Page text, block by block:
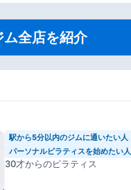
全店を紹介
駅から5分以内のジムに通いたい人
パーソナルピラティスを始めたい人
30才からのピラティス